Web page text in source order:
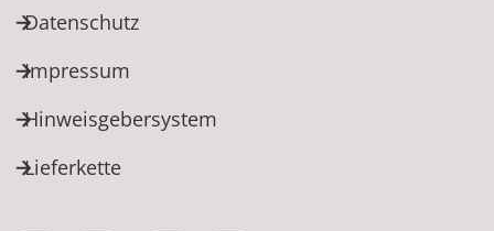
Datenschutz
Impressum
Hinweisgebersystem
Lieferkette